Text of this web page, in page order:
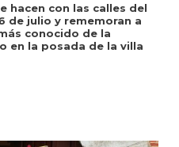
hacen con las calles del
de julio y rememoran a
conocido de la
en la posada de la villa